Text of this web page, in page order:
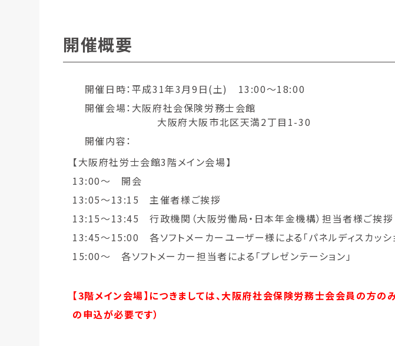
開催概要
開催日時：平成31年3月9日(土) 13:00〜18:00
開催会場：大阪府社会保険労務士会館
大阪府大阪市北区天満2丁目1-30
開催内容：
【大阪府社労士会館3階メイン会場】
13:00～ 開会
13:05～13:15 主催者様ご挨拶
13:15～13:45 行政機関（大阪労働局・日本年金機構）担当者様ご挨拶
13:45～15:00 各ソフトメーカーユーザー様による「パネルディスカッシ
15:00～ 各ソフトメーカー担当者による「プレゼンテーション」
【3階メイン会場】につきましては、大阪府社会保険労務士会会員の
の申込が必要です）